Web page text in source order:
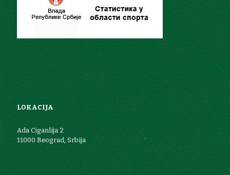
LOKACIJA
Ada Ciganlija 2
11000 Beograd, Srbija